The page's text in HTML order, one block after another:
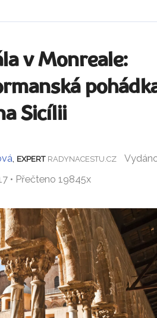
v Monreale:
Sicílii
EXPERT RADYNACESTU.CZ
• Přečteno 19845x